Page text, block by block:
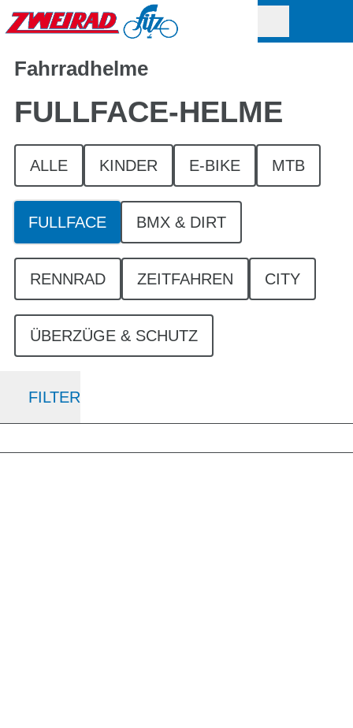
Fahrradhelme
FULLFACE-HELME
ALLE KINDER E-BIKE MTB
FULLFACE BMX & DIRT
RENNRAD ZEITFAHREN CITY
ÜBERZÜGE & SCHUTZ
FILTER